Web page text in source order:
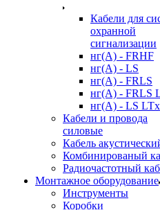
Кабели для
охранной
сигнализации
нг(A) - FRHF
нг(A) - LS
нг(А) - FRLS
нг(А) - FRLS
нг(А) - LS LTx
Кабели и провода
силовые
Кабель
Комбинированый
Радиочастотный
Монтажное оборудование
Инструменты
Коробки